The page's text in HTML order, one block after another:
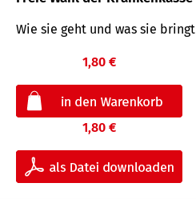
Wie sie geht und was sie bringt
1,80 €
1,80 €